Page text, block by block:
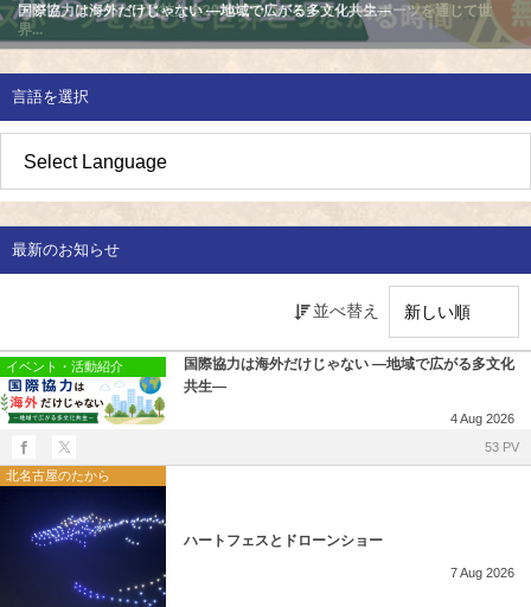
国際協力は海外だけじゃない ―地域で広がる多文化共生―
アジア・アジアパラ競技大会2026について知ろう！ースポーツを通じて世
界...
言語を選択
最新のお知らせ
並べ替え
イベント・活動紹介
国際協力は海外だけじゃない ―地域で広がる多文化
共生―
4Aug 2026
53 PV
北名古屋のたから
ハートフェスとドローンショー
7Aug 2026
地域じまん 日本語教室
生活情報
草の根交流
北名古屋市国際交流協会について
所在地・お問合せ先
市民アンケート結果